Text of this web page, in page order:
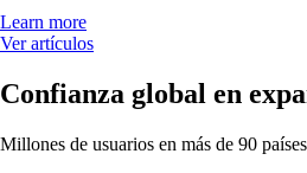
Learn more
Ver artículos
Confianza global en
Millones de usuarios en más de 90 países